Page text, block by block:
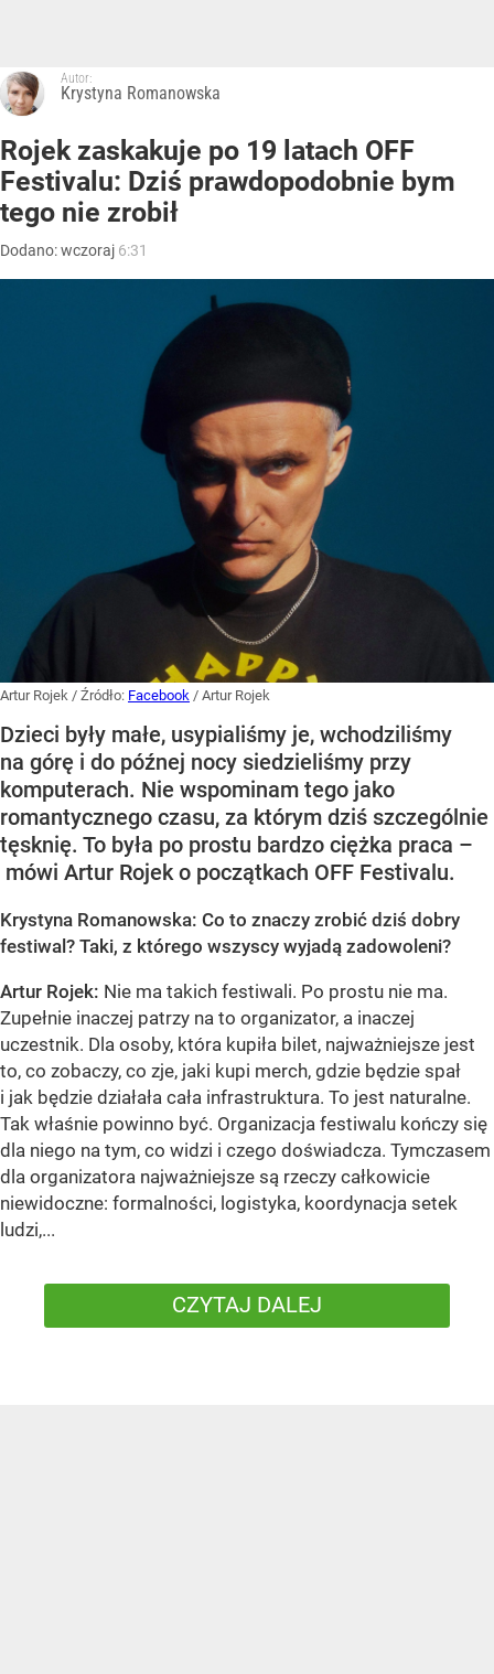
Autor:
Krystyna Romanowska
Rojek zaskakuje po 19 latach OFF
Festivalu: Dziś prawdopodobnie bym
tego nie zrobił
Dodano:wczoraj 6:31
Artur Rojek / Źródło: Facebook / Artur Rojek
Dzieci były małe, usypialiśmy je, wchodziliśmy
na górę i do późnej nocy siedzieliśmy przy
komputerach. Nie wspominam tego jako
romantycznego czasu, za którym dziś szczególnie
tęsknię. To była po prostu bardzo ciężka praca –
mówi Artur Rojek o początkach OFF Festivalu.
Krystyna Romanowska: Co to znaczy zrobić dziś dobry
festiwal? Taki, z którego wszyscy wyjadą zadowoleni?
Artur Rojek: Nie ma takich festiwali. Po prostu nie ma.
Zupełnie inaczej patrzy na to organizator, a inaczej
uczestnik. Dla osoby, która kupiła bilet, najważniejsze jest
to, co zobaczy, co zje, jaki kupi merch, gdzie będzie spał
i jak będzie działała cała infrastruktura. To jest naturalne.
Tak właśnie powinno być. Organizacja festiwalu kończy się
dla niego na tym, co widzi i czego doświadcza. Tymczasem
dla organizatora najważniejsze są rzeczy całkowicie
niewidoczne: formalności, logistyka, koordynacja setek
ludzi,...
CZYTAJ DALEJ